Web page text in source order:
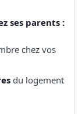
ses parents :
chez vos
du logement